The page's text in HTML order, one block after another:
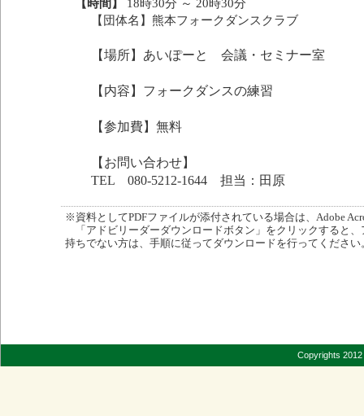
【時間】
18時30分 ～ 20時30分
【団体名】熊本フォークダンスクラブ
【場所】あいぽーと 会議・セミナー室
【内容】フォークダンスの練習
【参加費】無料
【お問い合わせ】
TEL 080-5212-1644 担当：田原
※資料としてPDFファイルが添付されている場合は、Adobe
「アドビリーダーダウンロードボタン」をクリックすると
持ちでない方は、手順に従ってダウンロードを行ってください
Copyrights